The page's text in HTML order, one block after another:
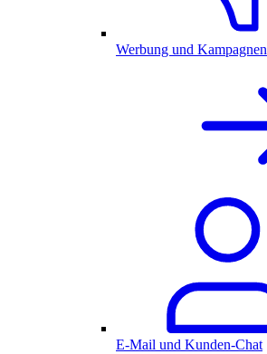
Werbung und Kampagnen
E-Mail und Kunden-Chat